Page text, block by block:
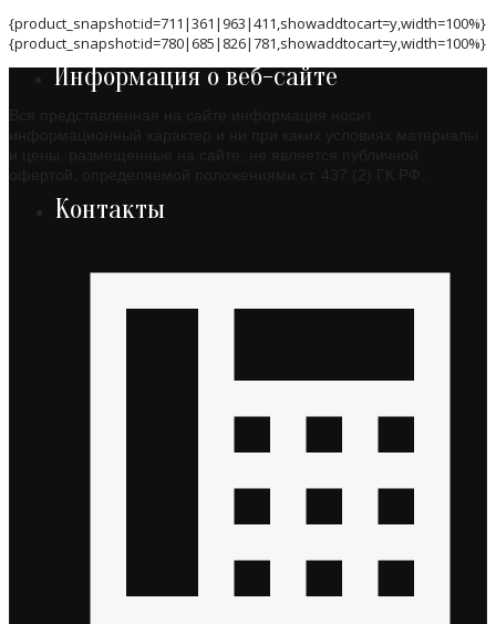
{product_snapshot:id=711|361|963|411,showaddtocart=y,width=100%}
{product_snapshot:id=780|685|826|781,showaddtocart=y,width=100%}
Информация о веб-сайте
Контакты